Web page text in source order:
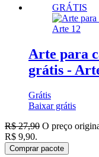
GRÁTIS
Arte para
grátis -
Grátis
Baixar grátis
R$27,90 O preço
R$ 9,90.
Comprar pacote